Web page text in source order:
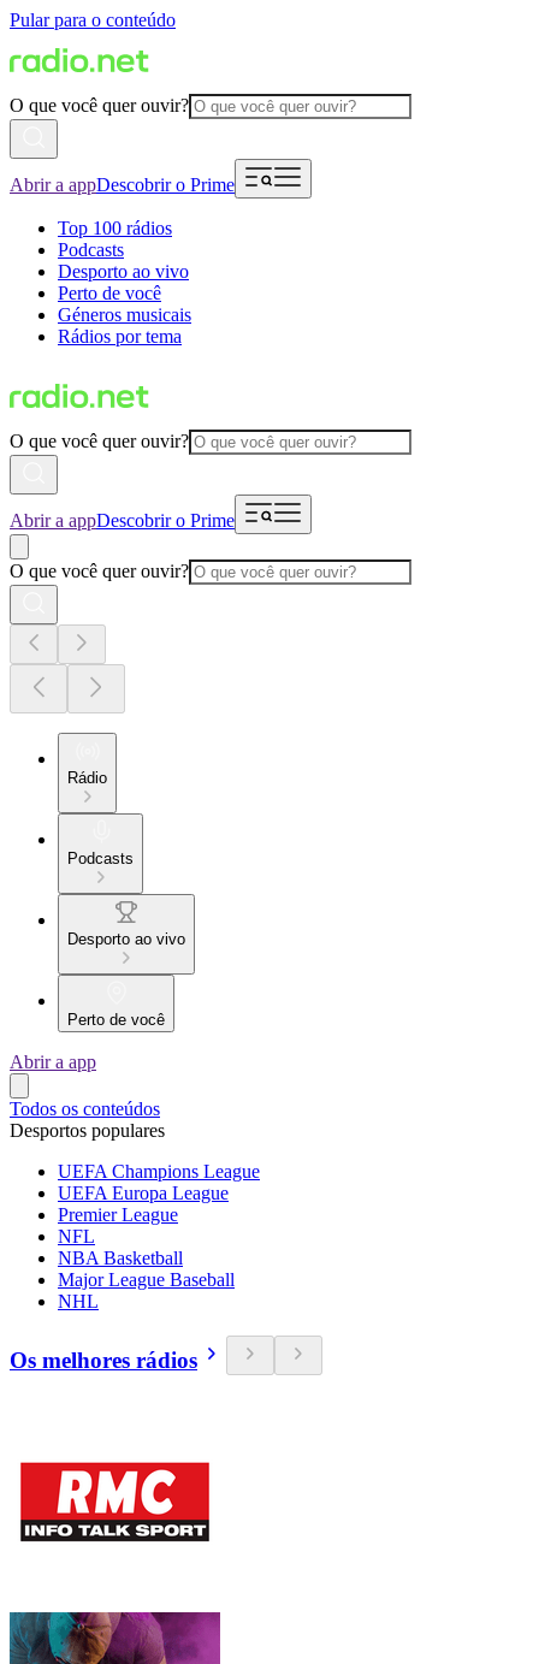
Pular para o conteúdo
O que você quer ouvir?
Abrir a appDescobrir o Prime
Top 100 rádios
Podcasts
Desporto ao vivo
Perto de você
Géneros musicais
Rádios por tema
O que você quer ouvir?
Abrir a appDescobrir o Prime
O que você quer ouvir?
Rádio
Podcasts
Desporto ao vivo
Perto de você
Abrir a app
Todos os conteúdos
Desportos populares
UEFA Champions League
UEFA Europa League
Premier League
NFL
NBA Basketball
Major League Baseball
NHL
Os melhores rádios